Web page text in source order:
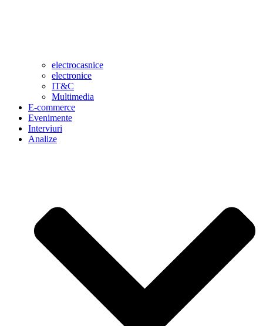
electrocasnice
electronice
IT&C
Multimedia
E-commerce
Evenimente
Interviuri
Analize